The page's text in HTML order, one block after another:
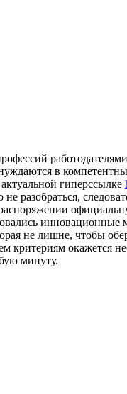
в
гиперссылке
разобраться,
инновационные
не лишне, чтобы
критериям
минуту.